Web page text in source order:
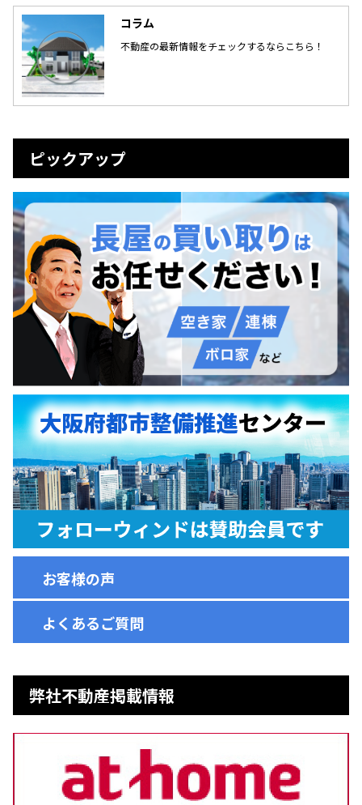
コラム
不動産の最新情報をチェックするならこちら！
ピックアップ
お客様の声
よくあるご質問
弊社不動産掲載情報